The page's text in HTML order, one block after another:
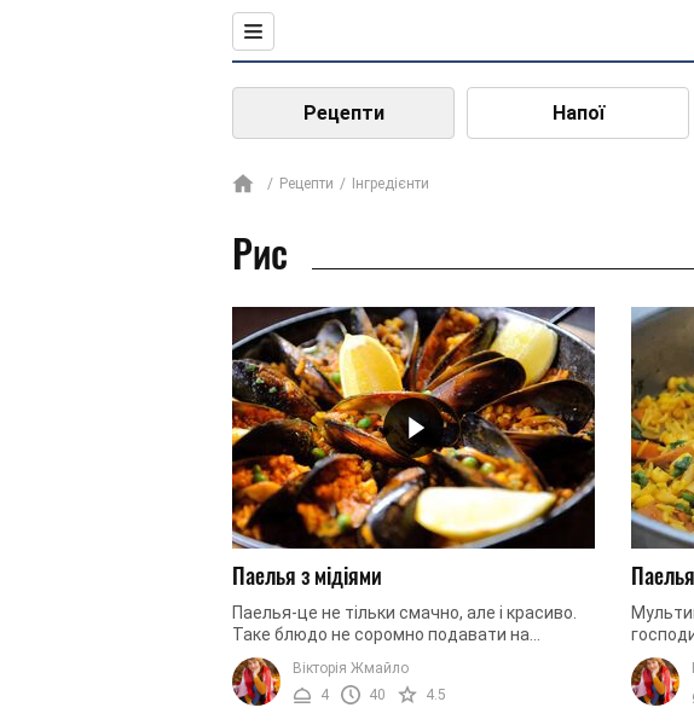
Рецепти Напої
Рецепти Інгредієнти
Рис
Паелья з мідіями
Паелья-це не тільки смачно, але і красиво.
Таке блюдо не соромно подавати на
святковий стіл, так як морепродукти
завжди були приємною окрасою столу. ...
Вікторія Жмайло
4
40 4.5
дуже